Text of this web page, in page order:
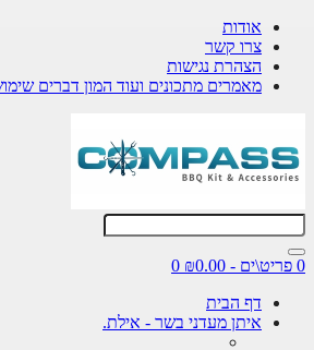
אודות
צרו קשר
הצהרת נגישות
מאמרים מתכונים ועוד המון דברים שימושיים
0
דף הבית
איתן מעדני בשר - אילת.